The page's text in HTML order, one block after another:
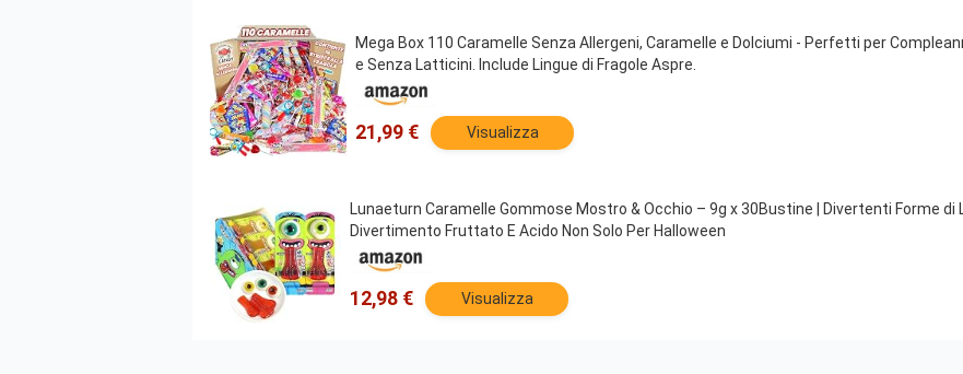
Mega Box 110 Caramelle Senza Allergeni, Caramelle e Dolciumi - Perfetti per
e Senza Latticini. Include Lingue di Fragole Aspre.
21,99 € Visualizza
Lunaeturn Caramelle Gommose Mostro & Occhio – 9g x 30Bustine | Divertenti Forme di
Divertimento Fruttato E Acido Non Solo Per Halloween
12,98 € Visualizza